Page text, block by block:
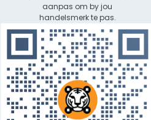
aanpas om by jou
handelsmerk te pas.